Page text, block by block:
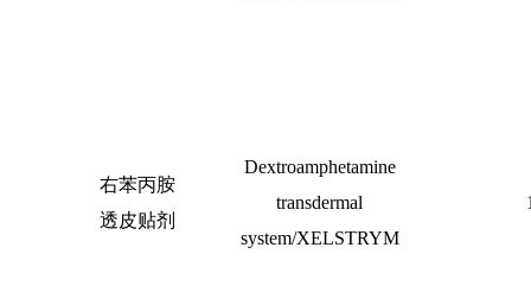
右苯丙胺
透皮贴剂
Dextroamphetamine
transdermal
system/XELSTRYM